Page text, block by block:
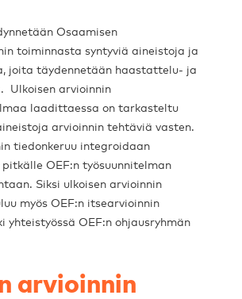
Osaamisen
toiminnasta syntyviä aineistoja ja
joita täydennetään haastattelu- ja
Ulkoisen arvioinnin
laadittaessa on tarkasteltu
arvioinnin tehtäviä vasten.
tiedonkeruu integroidaan
OEF:n työsuunnitelman
Siksi ulkoisen arvioinnin
myös OEF:n itsearvioinnin
yhteistyössä OEF:n ohjausryhmän
arvioinnin